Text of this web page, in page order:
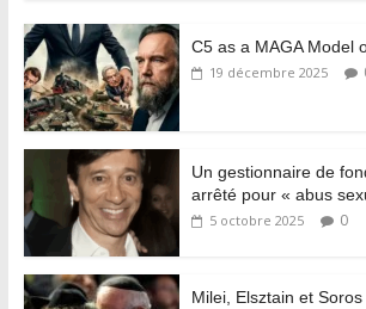
C5 as a MAGA Model
19 décembre 2025
Un gestionnaire de
arrêté pour « abus
5 octobre 2025 0
Milei, Elsztain et